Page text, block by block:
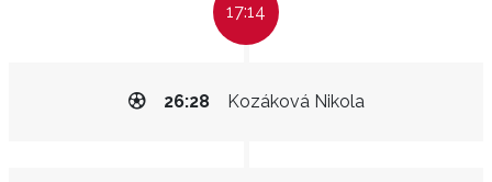
17:14
Kozáková Nikola
26:28